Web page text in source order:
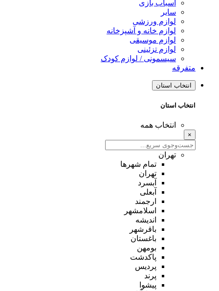
اسباب بازی
سایر
لوازم ورزشی
لوازم خانه و آشپزخانه
لوازم موسیقی
لوازم تزئینی
سیسمونی / لوازم کودک
متفرقه
انتخاب استان
انتخاب استان
انتخاب همه
×
تهران
تمام شهر‌ها
تهران
آبسرد
آبعلی
ارجمند
اسلامشهر
اندیشه
باقرشهر
باغستان
بومهن
پاکدشت
پردیس
پرند
پیشوا